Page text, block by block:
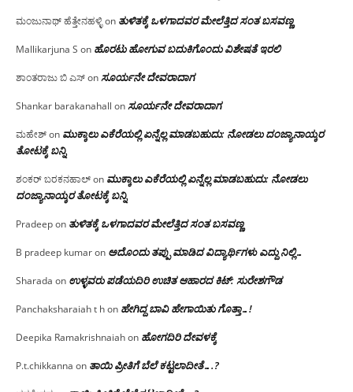
ಮಂಜುನಾಥ್ ಹೆತ್ತೇನಹಳ್ಳಿon ತುಳಿತಕ್ಕೆ ಒಳಗಾದವರ ಮೇಲೆತ್ತಿದ ಸಂತ ಬಸವಣ್ಣ
Mallikarjuna S on ಹೊರಟು ಹೋಗುವ ಬದುಕಿಗೊಂದು ವಿಶೇಷತೆ ಇರಲಿ
ಶಾಂತರಾಜು ಬಿ ಎಸ್onಸೂರ್ಯನೇ ದೇವರಾದಾಗ
Shankar barakanahall onಸೂರ್ಯನೇ ದೇವರಾದಾಗ
ಮಹೇಶ್on ಮುಕ್ಕಾಲು ಎಕೆರೆಯಲ್ಲಿ ಏನ್ನೆಲ್ಲ‌ ಮಾಡಬಹುದು: ನೋಡಲು ದಂಜ್ಯಾನಾಯ್ಕರ
ತೋಟಕ್ಕೆ ಬನ್ನಿ
ಶಂಕರ್ ಬರಕನಹಾಲ್on ಮುಕ್ಕಾಲು ಎಕೆರೆಯಲ್ಲಿ ಏನ್ನೆಲ್ಲ‌ ಮಾಡಬಹುದು: ನೋಡಲು
ದಂಜ್ಯಾನಾಯ್ಕರ ತೋಟಕ್ಕೆ ಬನ್ನಿ
Pradeepon ತುಳಿತಕ್ಕೆ ಒಳಗಾದವರ ಮೇಲೆತ್ತಿದ ಸಂತ ಬಸವಣ್ಣ
B pradeep kumaron ಅದೊಂದು ತಪ್ಪು ಮಾಡಿದ ವಿದ್ಯಾರ್ಥಿಗಳು ಎದ್ದು ನಿಲ್ಲಿ…
Sharada on ಉಳ್ಳವರು ಪಡೆಯದಿರಿ ಉಚಿತ ಆಹಾರದ ಕಿಟ್: ಸುರೇಶಗೌಡ
Panchaksharaiah t hon ಹೇಗಿದ್ದ ಬಾವಿ ಹೇಗಾಯಿತು ಗೊತ್ತಾ…!
Deepika Ramakrishnaiahon ಹೋಗದಿರಿ ದೇವಳಕ್ಕೆ
P.t.chikkanna on ತಾಯಿ ಪ್ರೀತಿಗೆ ಬೆಲೆ ಕಟ್ಟಲಾದೀತೆ….?